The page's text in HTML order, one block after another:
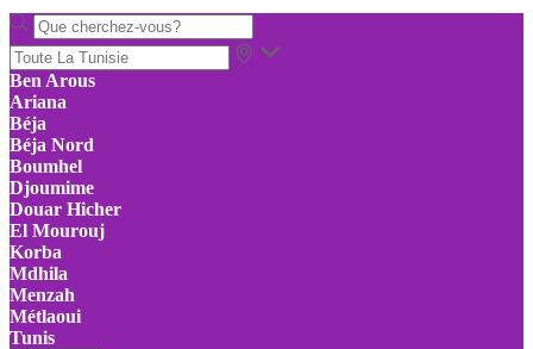
Ben Arous
Ariana
Béja
Béja Nord
Boumhel
Djoumime
Douar Hicher
El Mourouj
Korba
Mdhila
Menzah
Métlaoui
Tunis